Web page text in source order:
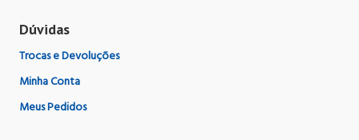
Dúvidas
Trocas e Devoluções
Minha Conta
Meus Pedidos